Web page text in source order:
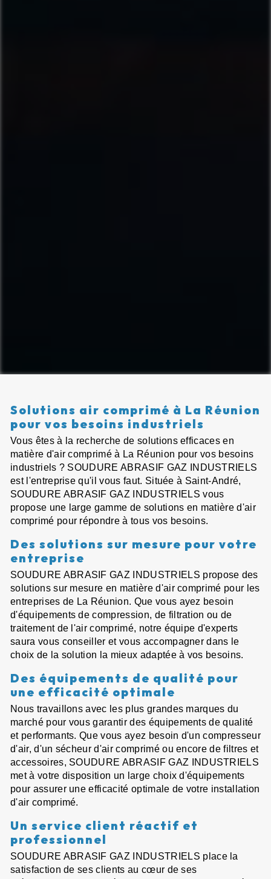
Solutions air comprimé à La Réunion
pour vos besoins industriels
Vous êtes à la recherche de solutions efficaces en
matière d'air comprimé à La Réunion pour vos besoins
industriels ? SOUDURE ABRASIF GAZ INDUSTRIELS
est l'entreprise qu'il vous faut. Située à Saint-André,
SOUDURE ABRASIF GAZ INDUSTRIELS vous
propose une large gamme de solutions en matière d'air
comprimé pour répondre à tous vos besoins.
Des solutions sur mesure pour votre
entreprise
SOUDURE ABRASIF GAZ INDUSTRIELS propose des
solutions sur mesure en matière d'air comprimé pour les
entreprises de La Réunion. Que vous ayez besoin
d'équipements de compression, de filtration ou de
traitement de l'air comprimé, notre équipe d'experts
saura vous conseiller et vous accompagner dans le
choix de la solution la mieux adaptée à vos besoins.
Des équipements de qualité pour
une efficacité optimale
Nous travaillons avec les plus grandes marques du
marché pour vous garantir des équipements de qualité
et performants. Que vous ayez besoin d'un compresseur
d'air, d'un sécheur d'air comprimé ou encore de filtres et
accessoires, SOUDURE ABRASIF GAZ INDUSTRIELS
met à votre disposition un large choix d'équipements
pour assurer une efficacité optimale de votre installation
d'air comprimé.
Un service client réactif et
professionnel
SOUDURE ABRASIF GAZ INDUSTRIELS place la
satisfaction de ses clients au cœur de ses